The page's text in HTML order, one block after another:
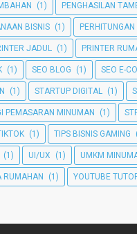
(1) PENGHASILAN
BISNIS (1)
JADUL (1) PRINTER
(1) SEO BLOG (1) SEO E-
(1) STARTUP DIGITAL (1)
PEMASARAN MINUMAN (1)
(1) TIPS BISNIS GAMING
(1) UI/UX (1) UMKM
RUMAHAN (1) YOUTUBE